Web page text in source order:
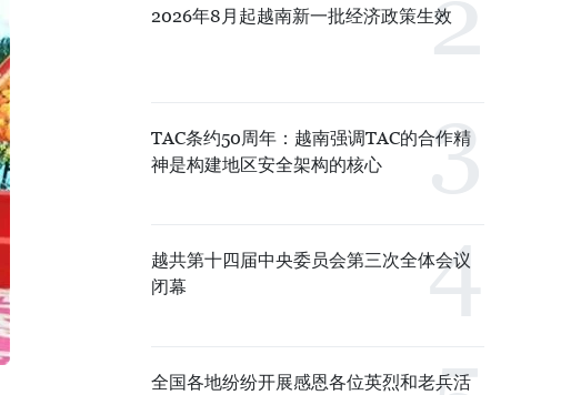
2026年8月起越南新一批经济政策生效
TAC条约50周年：越南强调TAC的合作精
神是构建地区安全架构的核心
越共第十四届中央委员会第三次全体会议
闭幕
全国各地纷纷开展感恩各位英烈和老兵活